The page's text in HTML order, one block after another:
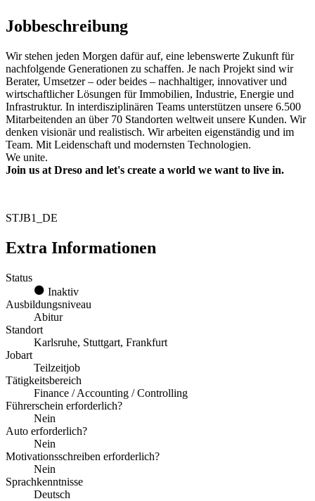
Jobbeschreibung
Wir stehen jeden Morgen dafür auf, eine lebenswerte Zukunft für
nachfolgende Generationen zu schaffen. Je nach Projekt sind wir
Berater, Umsetzer – oder beides – nachhaltiger, innovativer und
wirtschaftlicher Lösungen für Immobilien, Industrie, Energie und
Infrastruktur. In interdisziplinären Teams unterstützen unsere 6.500
Mitarbeitenden an über 70 Standorten weltweit unsere Kunden. Wir
denken visionär und realistisch. Wir arbeiten eigenständig und im
Team. Mit Leidenschaft und modernsten Technologien.
We unite.
Join us at Dreso and let's create a world we want to live in.
STJB1_DE
Extra Informationen
Status
Inaktiv
Ausbildungsniveau
Abitur
Standort
Karlsruhe, Stuttgart, Frankfurt
Jobart
Teilzeitjob
Tätigkeitsbereich
Finance / Accounting / Controlling
Führerschein erforderlich?
Nein
Auto erforderlich?
Nein
Motivationsschreiben erforderlich?
Nein
Sprachkenntnisse
Deutsch